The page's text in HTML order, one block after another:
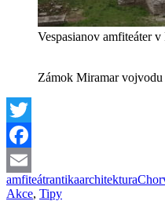
Vespasianov amfiteáter
Zámok Miramar
Twitter
Facebook
Email
amfiteátrantikaarchitektura
Akce, Tipy